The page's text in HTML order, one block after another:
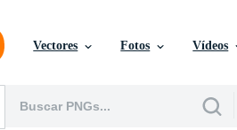
Vectores Fotos Vídeos